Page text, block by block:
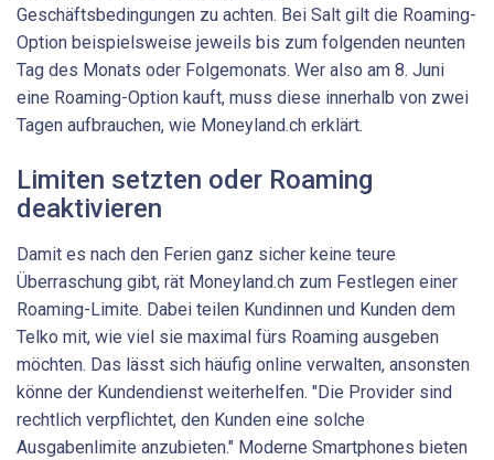
Geschäftsbedingungen zu achten. Bei Salt gilt die Roaming-
Option beispielsweise jeweils bis zum folgenden neunten
Tag des Monats oder Folgemonats. Wer also am 8. Juni
eine Roaming-Option kauft, muss diese innerhalb von zwei
Tagen aufbrauchen, wie Moneyland.ch erklärt.
Limiten setzten oder Roaming
deaktivieren
Damit es nach den Ferien ganz sicher keine teure
Überraschung gibt, rät Moneyland.ch zum Festlegen einer
Roaming-Limite. Dabei teilen Kundinnen und Kunden dem
Telko mit, wie viel sie maximal fürs Roaming ausgeben
möchten. Das lässt sich häufig online verwalten, ansonsten
könne der Kundendienst weiterhelfen. "Die Provider sind
rechtlich verpflichtet, den Kunden eine solche
Ausgabenlimite anzubieten." Moderne Smartphones bieten